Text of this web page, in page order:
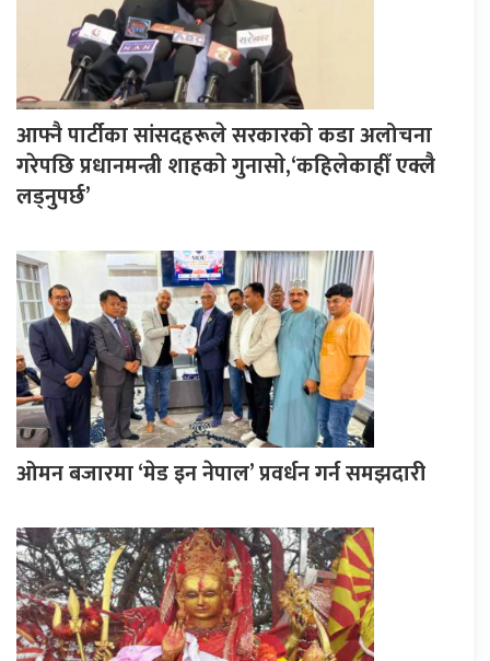
आफ्नै पार्टीका सांसदहरूले सरकारको कडा अलोचना
गरेपछि प्रधानमन्त्री शाहकाे गुनासाे,‘कहिलेकाहीँ एक्लै
लड्नुपर्छ’
ओमन बजारमा ‘मेड इन नेपाल’ प्रवर्धन गर्न समझदारी